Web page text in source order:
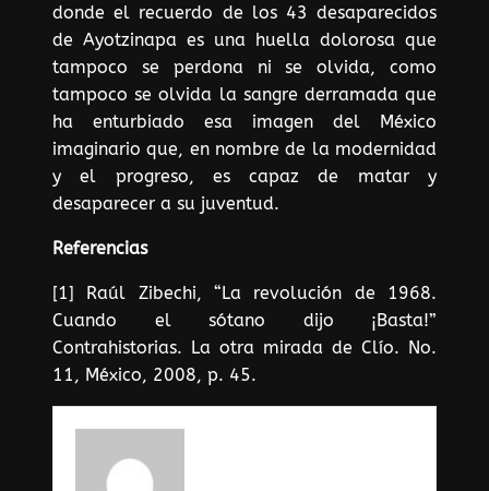
donde el recuerdo de los 43 desaparecidos
de Ayotzinapa es una huella dolorosa que
tampoco se perdona ni se olvida, como
tampoco se olvida la sangre derramada que
ha enturbiado esa imagen del México
imaginario que, en nombre de la modernidad
y el progreso, es capaz de matar y
desaparecer a su juventud.
Referencias
[1] Raúl Zibechi, “La revolución de 1968.
Cuando el sótano dijo ¡Basta!”
Contrahistorias. La otra mirada de Clío. No.
11, México, 2008, p. 45.